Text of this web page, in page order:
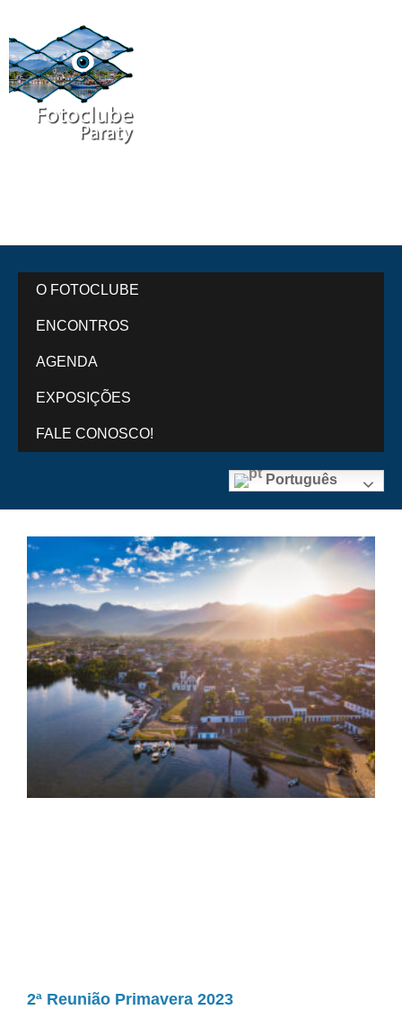
O FOTOCLUBE
ENCONTROS
AGENDA
EXPOSIÇÕES
FALE CONOSCO!
Português
2ª Reunião Primavera 2023